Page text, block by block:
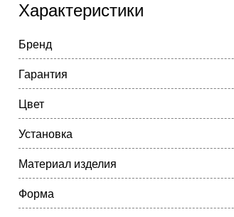
Характеристики
Бренд
Гарантия
Цвет
Установка
Материал изделия
Форма